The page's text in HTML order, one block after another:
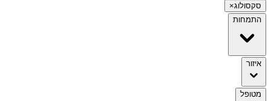
סקסולוג×
התמחות
איזור
מטופל